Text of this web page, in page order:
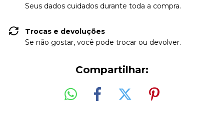
Seus dados cuidados durante toda a compra.
Trocas e devoluções
Se não gostar, você pode trocar ou devolver.
Compartilhar: